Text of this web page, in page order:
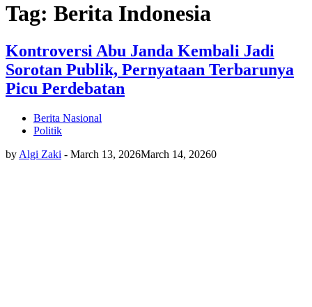
Tag: Berita Indonesia
Kontroversi Abu Janda Kembali Jadi
Sorotan Publik, Pernyataan Terbarunya
Picu Perdebatan
Berita Nasional
Politik
by Algi Zaki - March 13, 2026March 14, 20260